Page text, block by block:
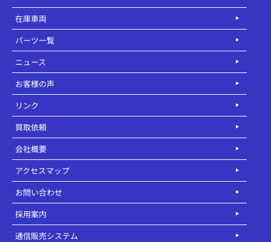
在庫車両
パーツ一覧
ニュース
お客様の声
リンク
買取依頼
会社概要
アクセスマップ
お問い合わせ
採用案内
通信販売システム